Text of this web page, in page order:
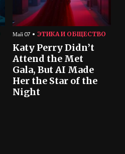
Май 07 ЭТИКА И ОБЩЕСТВО
Katy Perry Didn’t
Attend the Met
Gala, But AI Made
Her the Star of the
Night